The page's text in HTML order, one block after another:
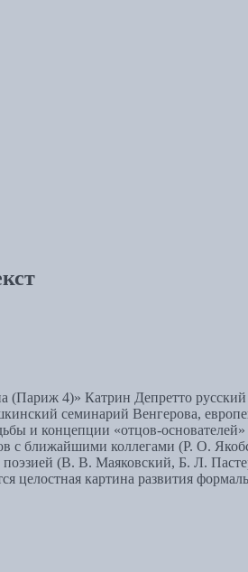
4)» Катрин Депретто
семинарий Венгерова,
и концепции «отцов-
с ближайшими коллегами (Р. О.
(В. В. Маяковский, Б. Л.
целостная картина развития